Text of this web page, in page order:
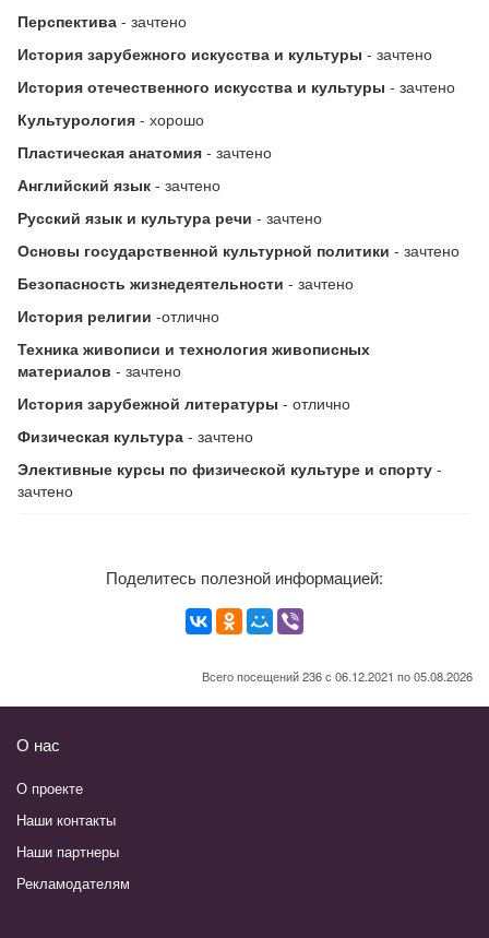
Перспектива - зачтено
История зарубежного искусства и культуры - зачтено
История отечественного искусства и культуры - зачтено
Культурология - хорошо
Пластическая анатомия - зачтено
Английский язык - зачтено
Русский язык и культура речи - зачтено
Основы государственной культурной политики - зачтено
Безопасность жизнедеятельности - зачтено
История религии -отлично
Техника живописи и технология живописных
материалов - зачтено
История зарубежной литературы - отлично
Физическая культура - зачтено
Элективные курсы по физической культуре и спорту -
зачтено
Поделитесь полезной информацией:
Всего посещений 236 с 06.12.2021 по 05.08.2026
О нас
О проекте
Наши контакты
Наши партнеры
Рекламодателям